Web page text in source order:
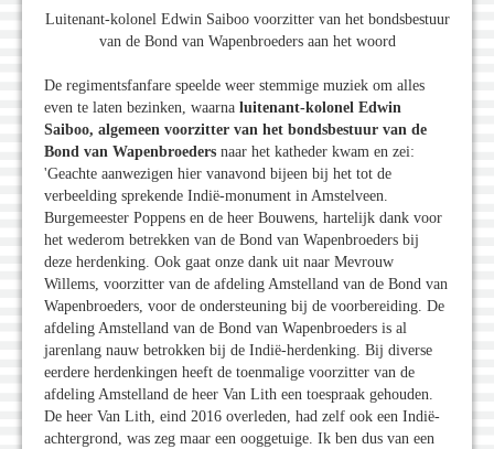
Luitenant-kolonel Edwin Saiboo voorzitter van het bondsbestuur
van de Bond van Wapenbroeders aan het woord
De regimentsfanfare speelde weer stemmige muziek om alles
even te laten bezinken, waarna luitenant-kolonel Edwin
Saiboo, algemeen voorzitter van het bondsbestuur van de
Bond van Wapenbroeders naar het katheder kwam en zei:
'Geachte aanwezigen hier vanavond bijeen bij het tot de
verbeelding sprekende Indië-monument in Amstelveen.
Burgemeester Poppens en de heer Bouwens, hartelijk dank voor
het wederom betrekken van de Bond van Wapenbroeders bij
deze herdenking. Ook gaat onze dank uit naar Mevrouw
Willems, voorzitter van de afdeling Amstelland van de Bond van
Wapenbroeders, voor de ondersteuning bij de voorbereiding. De
afdeling Amstelland van de Bond van Wapenbroeders is al
jarenlang nauw betrokken bij de Indië-herdenking. Bij diverse
eerdere herdenkingen heeft de toenmalige voorzitter van de
afdeling Amstelland de heer Van Lith een toespraak gehouden.
De heer Van Lith, eind 2016 overleden, had zelf ook een Indië-
achtergrond, was zeg maar een ooggetuige. Ik ben dus van een